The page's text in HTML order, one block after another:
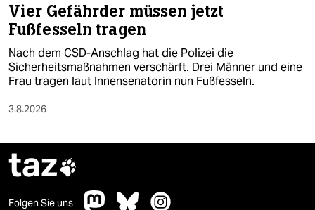
Vier Gefährder müssen jetzt
Fußfesseln tragen
Nach dem CSD-Anschlag hat die Polizei die
Sicherheitsmaßnahmen verschärft. Drei Männer und eine
Frau tragen laut Innensenatorin nun Fußfesseln.
3.8.2026
taz
Folgen Sie uns